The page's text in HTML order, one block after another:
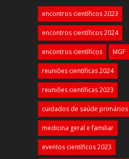
encontros científicos 2023
encontros científicos 2024
encontros científicos MGF
reuniões científicas 2024
reuniões científicas 2023
cuidados de saúde primários
medicina geral e familiar
eventos científicos 2023